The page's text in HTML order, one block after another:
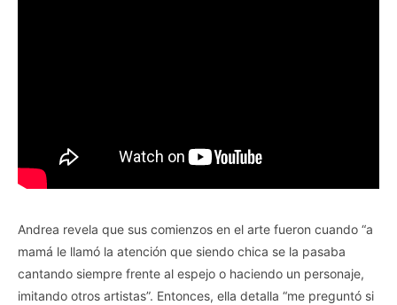
Andrea revela que sus comienzos en el arte fueron cuando “a
mamá le llamó la atención que siendo chica se la pasaba
cantando siempre frente al espejo o haciendo un personaje,
imitando otros artistas”. Entonces, ella detalla “me preguntó si